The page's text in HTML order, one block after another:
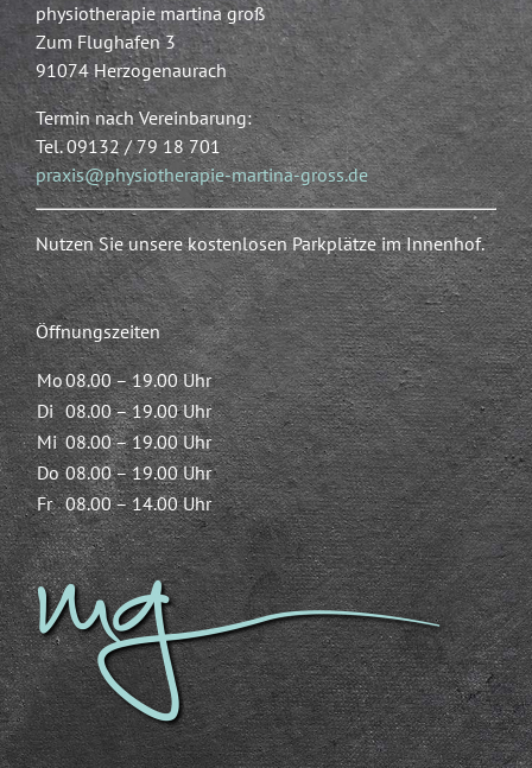
physiotherapie martina groß
Zum Flughafen 3
91074 Herzogenaurach
Termin nach Vereinbarung:
Tel. 09132 / 79 18 701
praxis@physiotherapie-martina-gross.de
Nutzen Sie unsere kostenlosen Parkplätze im Innenhof.
Öffnungszeiten
Mo08.00 – 19.00 Uhr
Di 08.00 – 19.00 Uhr
Mi 08.00 – 19.00 Uhr
Do 08.00 – 19.00 Uhr
Fr 08.00 – 14.00 Uhr